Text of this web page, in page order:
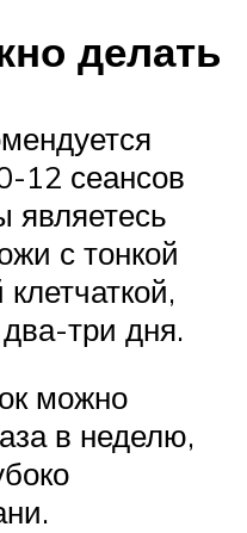
делать
12 сеансов
являетесь
с тонкой
три дня.
можно
в неделю,